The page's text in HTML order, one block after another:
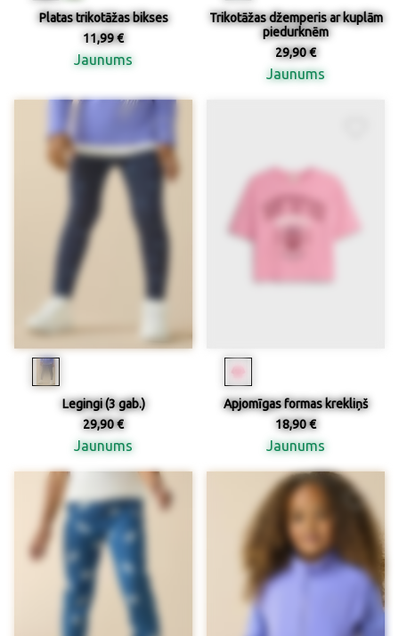
Platas trikotāžas bikses
11,99 €
Jaunums
Trikotāžas džemperis ar kuplām
piedurknēm
29,90 €
Jaunums
Legingi (3 gab.)
29,90 €
Jaunums
Apjomīgas formas krekliņš
18,90 €
Jaunums